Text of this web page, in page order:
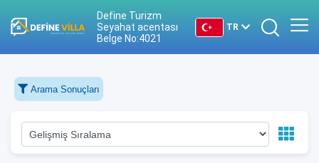
Define Turizm
Seyahat acentası
Belge No:4021
TR
DE
RU
Arama Sonuçları